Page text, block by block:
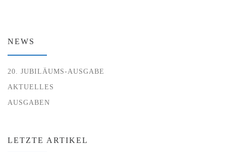
NEWS
20. JUBILÄUMS-AUSGABE
AKTUELLES
AUSGABEN
LETZTE ARTIKEL